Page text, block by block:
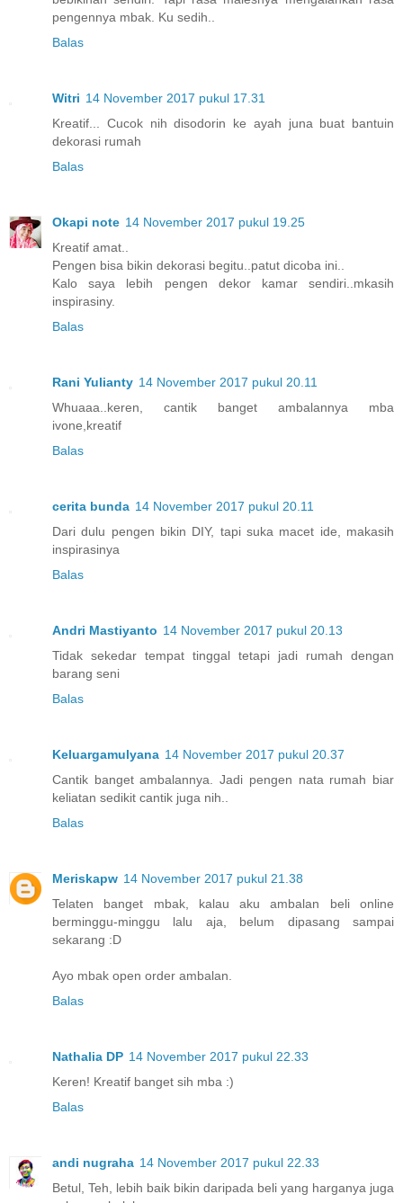
pengennya mbak. Ku sedih..
Balas
Witri 14 November 2017 pukul 17.31
Kreatif... Cucok nih disodorin ke ayah juna buat bantuin
dekorasi rumah
Balas
Okapi note 14 November 2017 pukul 19.25
Kreatif amat..
Pengen bisa bikin dekorasi begitu..patut dicoba ini..
Kalo saya lebih pengen dekor kamar sendiri..mkasih
inspirasiny.
Balas
Rani Yulianty 14 November 2017 pukul 20.11
Whuaaa..keren, cantik banget ambalannya mba
ivone,kreatif
Balas
cerita bunda 14 November 2017 pukul 20.11
Dari dulu pengen bikin DIY, tapi suka macet ide, makasih
inspirasinya
Balas
Andri Mastiyanto 14 November 2017 pukul 20.13
Tidak sekedar tempat tinggal tetapi jadi rumah dengan
barang seni
Balas
Keluargamulyana 14 November 2017 pukul 20.37
Cantik banget ambalannya. Jadi pengen nata rumah biar
keliatan sedikit cantik juga nih..
Balas
Meriskapw 14 November 2017 pukul 21.38
Telaten banget mbak, kalau aku ambalan beli online
berminggu-minggu lalu aja, belum dipasang sampai
sekarang :D
Ayo mbak open order ambalan.
Balas
Nathalia DP 14 November 2017 pukul 22.33
Keren! Kreatif banget sih mba :)
Balas
andi nugraha 14 November 2017 pukul 22.33
Betul, Teh, lebih baik bikin daripada beli yang harganya juga